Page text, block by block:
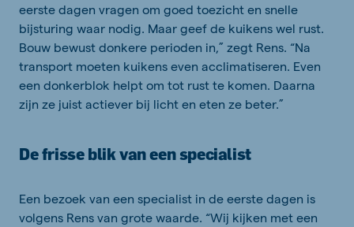
eerste dagen vragen om goed toezicht en snelle
bijsturing waar nodig. Maar geef de kuikens wel rust.
Bouw bewust donkere perioden in,” zegt Rens. “Na
transport moeten kuikens even acclimatiseren. Even
een donkerblok helpt om tot rust te komen. Daarna
zijn ze juist actiever bij licht en eten ze beter.”
De frisse blik van een specialist
Een bezoek van een specialist in de eerste dagen is
volgens Rens van grote waarde. “Wij kijken met een